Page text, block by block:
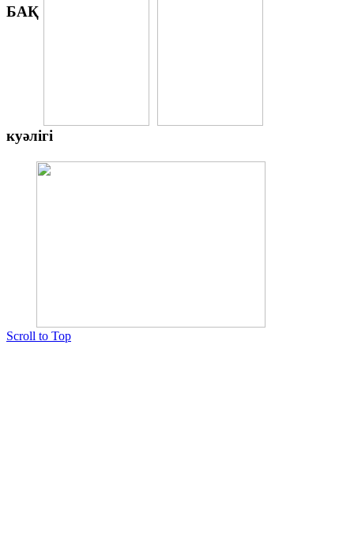
БАҚ
куәлігі
Scroll to Top